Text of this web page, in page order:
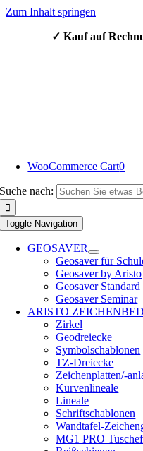
Zum Inhalt springen
✓ Kauf auf
WooCommerce Cart0
Suche nach:
Toggle Navigation
GEOSAVER
Geosaver für
Geosaver by Aristo
Geosaver Standard
Geosaver Seminar
ARISTO
Zirkel
Geodreiecke
Symbolschablonen
TZ-Dreiecke
Zeichenplatten/-
Kurvenlineale
Lineale
Schriftschablonen
Wandtafel-
MG1 PRO